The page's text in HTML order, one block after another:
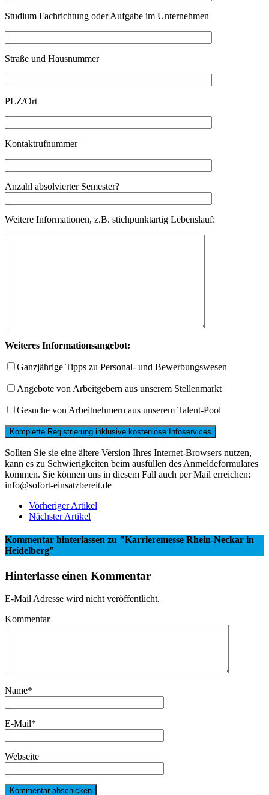
Studium Fachrichtung oder Aufgabe im Unternehmen
Straße und Hausnummer
PLZ/Ort
Kontaktrufnummer
Anzahl absolvierter Semester?
Weitere Informationen, z.B. stichpunktartig Lebenslauf:
Weiteres Informationsangebot:
Ganzjährige Tipps zu Personal- und Bewerbungswesen
Angebote von Arbeitgebern aus unserem Stellenmarkt
Gesuche von Arbeitnehmern aus unserem Talent-Pool
Sollten Sie sie eine ältere Version Ihres Internet-Browsers nutzen,
kann es zu Schwierigkeiten beim ausfüllen des Anmeldeformulares
kommen. Sie können uns in diesem Fall auch per Mail erreichen:
info@sofort-einsatzbereit.de
Vorheriger Artikel
Nächster Artikel
Kommentar hinterlassen zu "Karrieremesse Rhein-Neckar in
Heidelberg"
Hinterlasse einen Kommentar
E-Mail Adresse wird nicht veröffentlicht.
Kommentar
Name*
E-Mail*
Webseite